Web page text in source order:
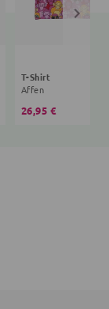
T-Shirt
Affen
26,95 €